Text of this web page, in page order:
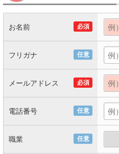
必須
お名前
任意
フリガナ
必須
メールアドレス
任意
電話番号
任意
職業